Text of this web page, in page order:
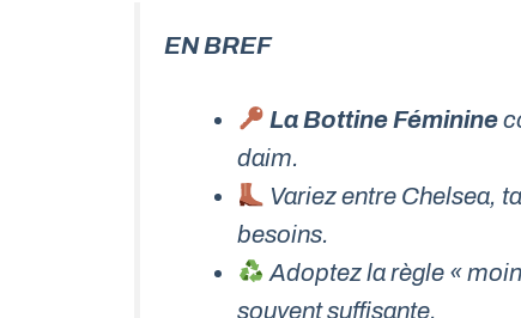
EN BREF
La Bottine Féminine
daim.
Variez entre Chelsea,
besoins.
Adoptez la règle «
souvent suffisante.